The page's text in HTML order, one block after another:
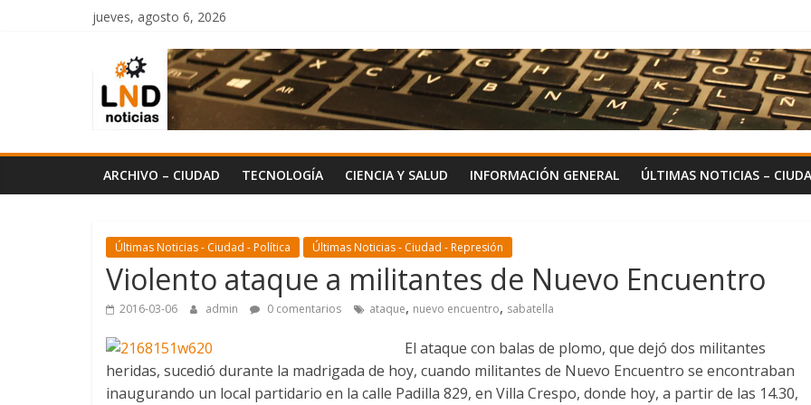
jueves, agosto 6, 2026
LND
Noticias
ARCHIVO – CIUDAD TECNOLOGÍA CIENCIA Y SALUD INFORMACIÓN GENERAL ÚLTIMAS NOTICIAS –
Últimas Noticias - Ciudad - Política Últimas Noticias - Ciudad - Represión
Violento ataque a militantes de Nuevo Encuentro
2016-03-06 admin 0 comentarios ataque, nuevo encuentro, sabatella
El ataque con balas de plomo, que dejó dos militantes
heridas, sucedió durante la madrigada de hoy, cuando militantes de Nuevo Encuentro se encontraban
inaugurando un local partidario en la calle Padilla 829, en Villa Crespo, donde hoy, a partir de las 14.30,